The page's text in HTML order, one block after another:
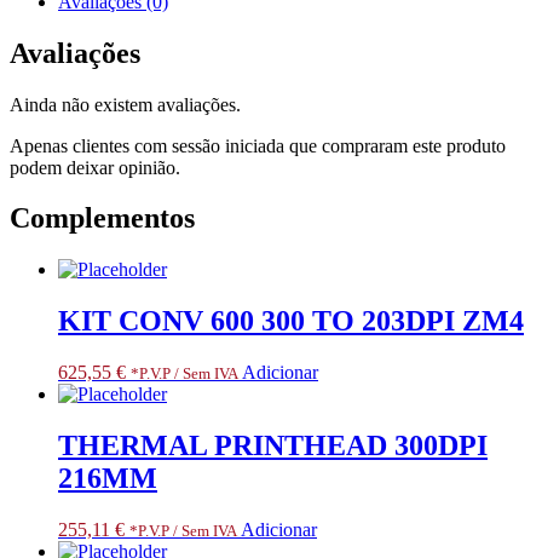
ZD620T.
RESTRICTED
ITEM
3.
FOR
SPECIALIZED
Avaliações
Ainda não existem avaliações.
Apenas clientes com sessão iniciada que compraram este produto
podem deixar opinião.
Complementos
KIT CONV 600 300 TO 203DPI ZM4
625,55 € *P.V.P / Sem IVA Adicionar
THERMAL PRINTHEAD 300DPI
216MM
255,11 € *P.V.P / Sem IVA Adicionar